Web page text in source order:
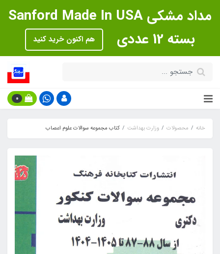
مداد مشکی Sanford Made In USA
بسته 12 عددی
هم اکنون خرید کنید
0
خانه محصولات وزارت بهداشت کتاب مجموعه سوالات علوم اعصاب